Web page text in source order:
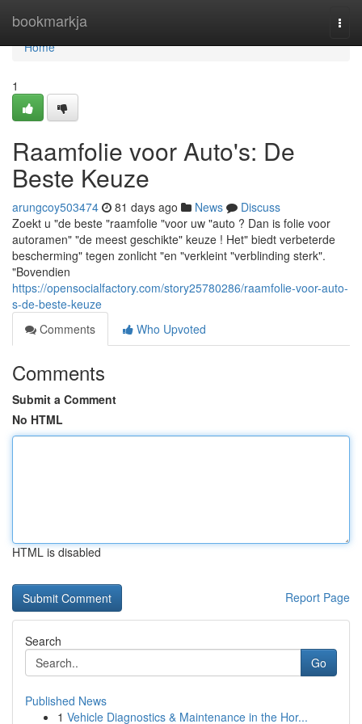
bookmarkja
Home
Home
1
Raamfolie voor Auto's: De
Beste Keuze
arungcoy503474 81 days ago News
Discuss
Zoekt u "de beste "raamfolie "voor uw "auto ? Dan is folie voor
autoramen" "de meest geschikte" keuze ! Het" biedt verbeterde
bescherming" tegen zonlicht "en "verkleint "verblinding sterk".
"Bovendien
https://opensocialfactory.com/story25780286/raamfolie-voor-auto-
s-de-beste-keuze
Comments
Who Upvoted
Comments
Submit a Comment
No HTML
HTML is disabled
Report Page
Search
Go
Published News
1 Vehicle Diagnostics & Maintenance in the Hor...